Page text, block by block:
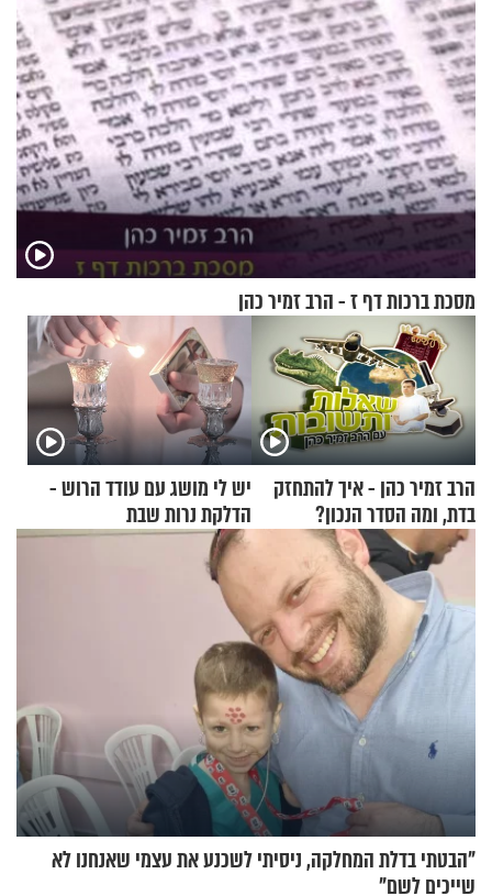
מסכת ברכות דף ז - הרב זמיר כהן
הרב זמיר כהן - איך להתחזק
בדת, ומה הסדר הנכון?
יש לי מושג עם עודד הרוש -
הדלקת נרות שבת
"הבטתי בדלת המחלקה, ניסיתי לשכנע את עצמי שאנחנו לא
שייכים לשם"